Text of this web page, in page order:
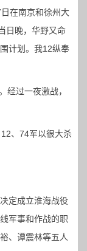
在南京和徐州大
日晚，华野又命
计划。我12纵奉
经过一夜激战，
、74军以很大杀
定成立淮海战役
军事和作战的职
、谭震林等五人